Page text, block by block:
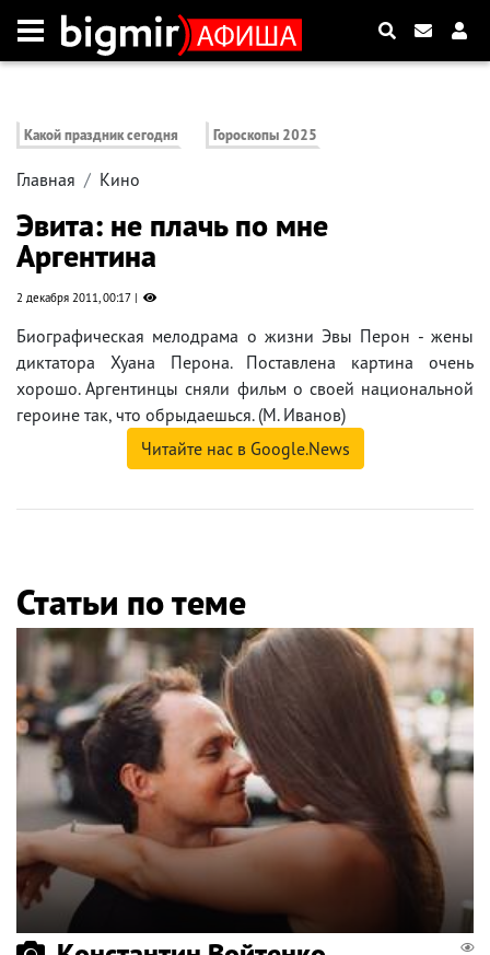
Какой праздник сегодня Гороскопы 2025
Главная Кино
Эвита: не плачь по мне
Аргентина
2 декабря 2011, 00:17
Биографическая мелодрама о жизни Эвы Перон - жены
диктатора Хуана Перона. Поставлена картина очень
хорошо. Аргентинцы сняли фильм о своей национальной
героине так, что обрыдаешься. (М. Иванов)
Читайте нас в Google.News
Статьи по теме